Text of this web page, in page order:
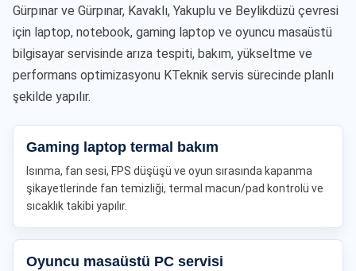
Gürpınar ve Gürpınar, Kavaklı, Yakuplu ve Beylikdüzü çevresi
için laptop, notebook, gaming laptop ve oyuncu masaüstü
bilgisayar servisinde arıza tespiti, bakım, yükseltme ve
performans optimizasyonu KTeknik servis sürecinde planlı
şekilde yapılır.
Gaming laptop termal bakım
Isınma, fan sesi, FPS düşüşü ve oyun sırasında kapanma
şikayetlerinde fan temizliği, termal macun/pad kontrolü ve
sıcaklık takibi yapılır.
Oyuncu masaüstü PC servisi